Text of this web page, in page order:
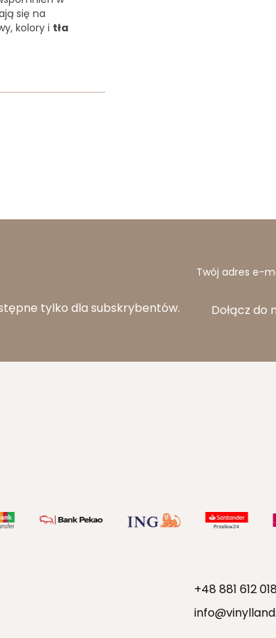
się na
kolory i tła
tylko dla subskrybentów.
Twój adres e-
Dołącz do
+48 881 612 018